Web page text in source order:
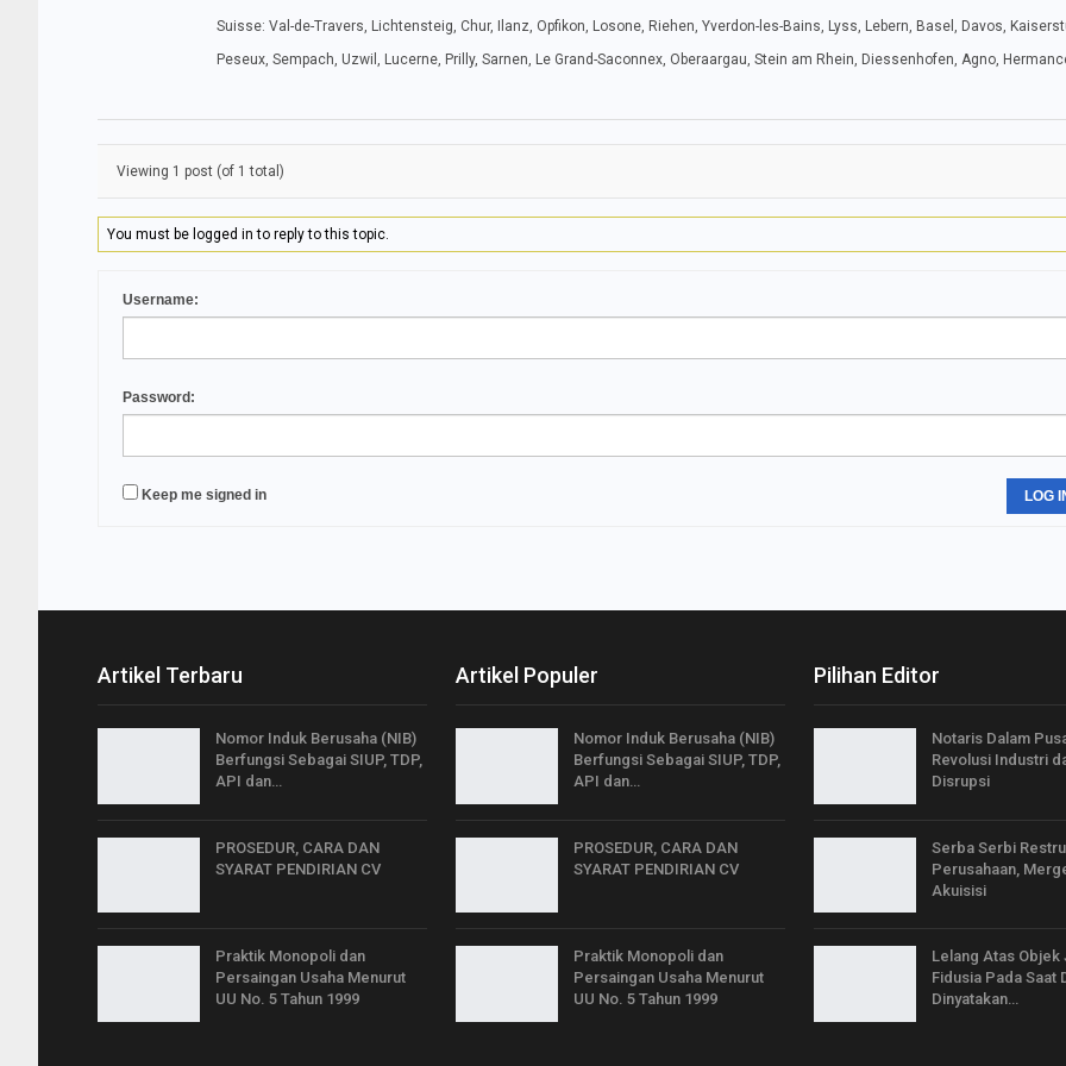
Suisse: Val-de-Travers, Lichtensteig, Chur, Ilanz, Opfikon, Losone, Riehen, Yverdon-les-Bains, Lyss, Lebern, Basel, Davos,
Peseux, Sempach, Uzwil, Lucerne, Prilly, Sarnen, Le Grand-Saconnex, Oberaargau, Stein am Rhein, Diessenhofen, Agno,
Viewing 1 post (of 1 total)
You must be logged in to reply to this topic.
Username:
Password:
Keep me signed in LOG
Artikel Terbaru
Nomor Induk Berusaha (NIB)
Berfungsi Sebagai SIUP, TDP,
API dan…
PROSEDUR, CARA DAN
SYARAT PENDIRIAN CV
Praktik Monopoli dan
Persaingan Usaha Menurut
UU No. 5 Tahun 1999
Artikel Populer
Nomor Induk Berusaha (NIB)
Berfungsi Sebagai SIUP, TDP,
API dan…
PROSEDUR, CARA DAN
SYARAT PENDIRIAN CV
Praktik Monopoli dan
Persaingan Usaha Menurut
UU No. 5 Tahun 1999
Pilihan Editor
Notaris Dalam
Revolusi Industri
Disrupsi
Serba Serbi
Perusahaan,
Akuisisi
Lelang Atas Objek
Fidusia Pada Saat
Dinyatakan…